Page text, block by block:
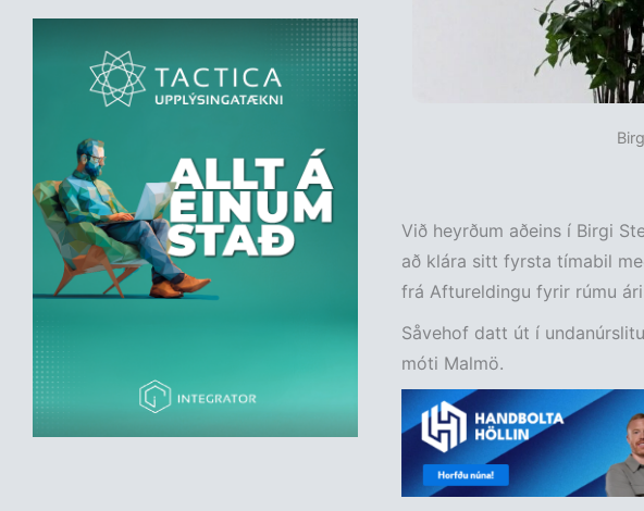
Við heyrðum aðeins í Birgi
að klára sitt fyrsta tímabil
frá Aftureldingu fyrir rúmu ári
Såvehof datt út í
móti Malmö.